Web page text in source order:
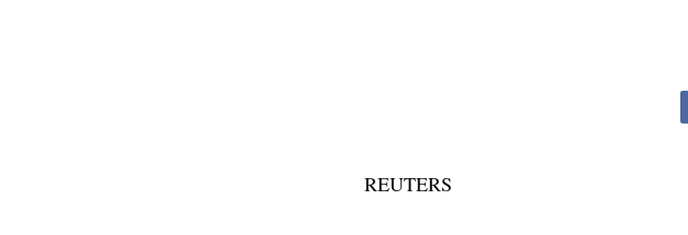
REUTERS